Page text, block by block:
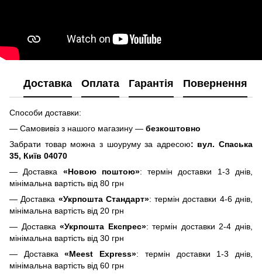
Доставка Оплата Гарантія Повернення
Способи доставки:
— Самовивіз з нашого магазину — безкоштовно
Забрати товар можна з шоуруму за адресою: вул. Спаська
35, Київ 04070
— Доставка «Новою поштою»: термін доставки 1-3 днів,
мінімальна вартість від 80 грн
— Доставка «Укрпошта Стандарт»: термін доставки 4-6 днів,
мінімальна вартість від 20 грн
— Доставка«Укрпошта Експрес»: термін доставки 2-4 днів,
мінімальна вартість від 30 грн
— Доставка«Meest Express»: термін доставки 1-3 днів,
мінімальна вартість від 60 грн